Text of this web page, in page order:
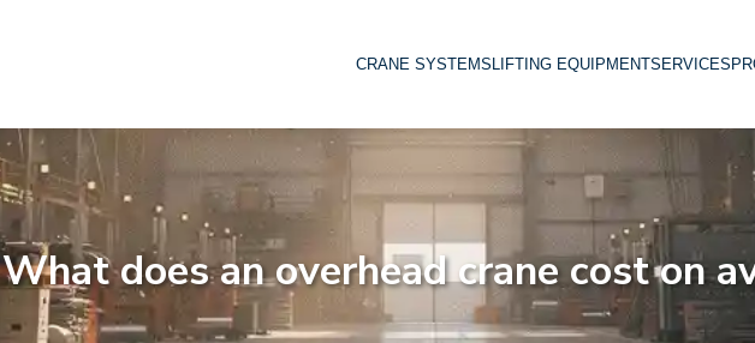
CRANE SYSTEMS LIFTING EQUIPMENTSERVICES
What does an overhead crane cost on